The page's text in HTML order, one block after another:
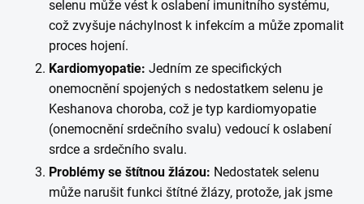
selenu může vést k oslabení imunitního systému,
což zvyšuje náchylnost k infekcím a může zpomalit
proces hojení.
Kardiomyopatie: Jedním ze specifických
onemocnění spojených s nedostatkem selenu je
Keshanova choroba, což je typ kardiomyopatie
(onemocnění srdečního svalu) vedoucí k oslabení
srdce a srdečního svalu.
Problémy se štítnou žlázou: Nedostatek selenu
může narušit funkci štítné žlázy, protože, jak jsme